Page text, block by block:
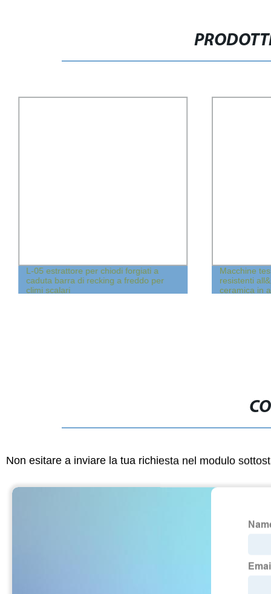
L-05 estrattore per chiodi forgiati a
caduta barra di recking a freddo per
climi scalari
Macchine
resistenti
ceramica in
Non esitare a inviare la tua richiesta nel modulo